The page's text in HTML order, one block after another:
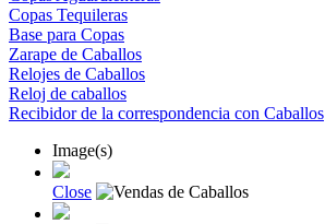
Copas Tequileras
Base para Copas
Zarape de Caballos
Relojes de Caballos
Reloj de caballos
Recibidor de la correspondencia con Caballos
Image(s)
Close